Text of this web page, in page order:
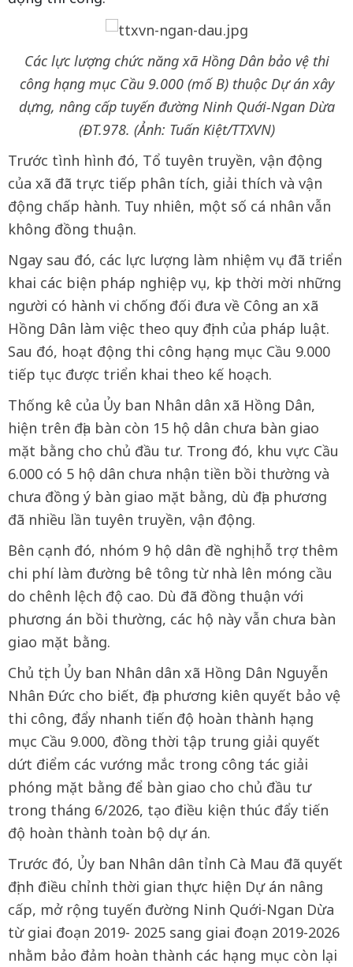
Các lực lượng chức năng xã Hồng Dân bảo vệ thi
công hạng mục Cầu 9.000 (mố B) thuộc Dự án xây
dựng, nâng cấp tuyến đường Ninh Quới-Ngan Dừa
(ĐT.978. (Ảnh: Tuấn Kiệt/TTXVN)
Trước tình hình đó, Tổ tuyên truyền, vận động
của xã đã trực tiếp phân tích, giải thích và vận
động chấp hành. Tuy nhiên, một số cá nhân vẫn
không đồng thuận.
Ngay sau đó, các lực lượng làm nhiệm vụ đã triển
khai các biện pháp nghiệp vụ, kịp thời mời những
người có hành vi chống đối đưa về Công an xã
Hồng Dân làm việc theo quy định của pháp luật.
Sau đó, hoạt động thi công hạng mục Cầu 9.000
tiếp tục được triển khai theo kế hoạch.
Thống kê của Ủy ban Nhân dân xã Hồng Dân,
hiện trên địa bàn còn 15 hộ dân chưa bàn giao
mặt bằng cho chủ đầu tư. Trong đó, khu vực Cầu
6.000 có 5 hộ dân chưa nhận tiền bồi thường và
chưa đồng ý bàn giao mặt bằng, dù địa phương
đã nhiều lần tuyên truyền, vận động.
Bên cạnh đó, nhóm 9 hộ dân đề nghị hỗ trợ thêm
chi phí làm đường bê tông từ nhà lên móng cầu
do chênh lệch độ cao. Dù đã đồng thuận với
phương án bồi thường, các hộ này vẫn chưa bàn
giao mặt bằng.
Chủ tịch Ủy ban Nhân dân xã Hồng Dân Nguyễn
Nhân Đức cho biết, địa phương kiên quyết bảo vệ
thi công, đẩy nhanh tiến độ hoàn thành hạng
mục Cầu 9.000, đồng thời tập trung giải quyết
dứt điểm các vướng mắc trong công tác giải
phóng mặt bằng để bàn giao cho chủ đầu tư
trong tháng 6/2026, tạo điều kiện thúc đẩy tiến
độ hoàn thành toàn bộ dự án.
Trước đó, Ủy ban Nhân dân tỉnh Cà Mau đã quyết
định điều chỉnh thời gian thực hiện Dự án nâng
cấp, mở rộng tuyến đường Ninh Quới-Ngan Dừa
từ giai đoạn 2019- 2025 sang giai đoạn 2019-2026
nhằm bảo đảm hoàn thành các hạng mục còn lại